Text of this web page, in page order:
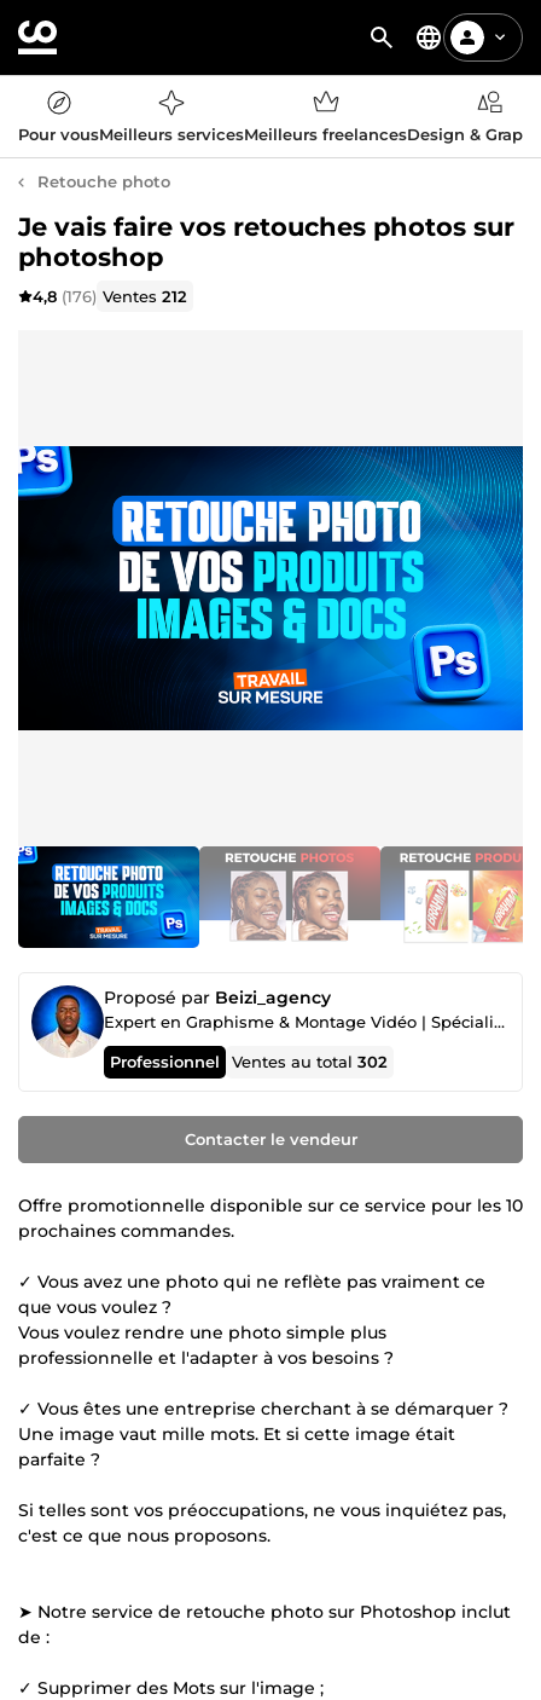
Pour vousMeilleurs servicesMeilleurs freelancesDesign &
Retouche photo
Je vais faire vos retouches photos sur
photoshop
4,8 (176) Ventes212
Proposé par Beizi_agency
Expert en Graphisme & Montage Vidéo | Spécialiste Facebook & Google Ads
Professionnel Ventes au total302
Contacter le vendeur
Offre promotionnelle disponible sur ce service pour les 10
prochaines commandes.
✓ Vous avez une photo qui ne reflète pas vraiment ce
que vous voulez ?
Vous voulez rendre une photo simple plus
professionnelle et l'adapter à vos besoins ?
✓ Vous êtes une entreprise cherchant à se démarquer ?
Une image vaut mille mots. Et si cette image était
parfaite ?
Si telles sont vos préoccupations, ne vous inquiétez pas,
c'est ce que nous proposons.
➤ Notre service de retouche photo sur Photoshop inclut
de :
✓ Supprimer des Mots sur l'image ;